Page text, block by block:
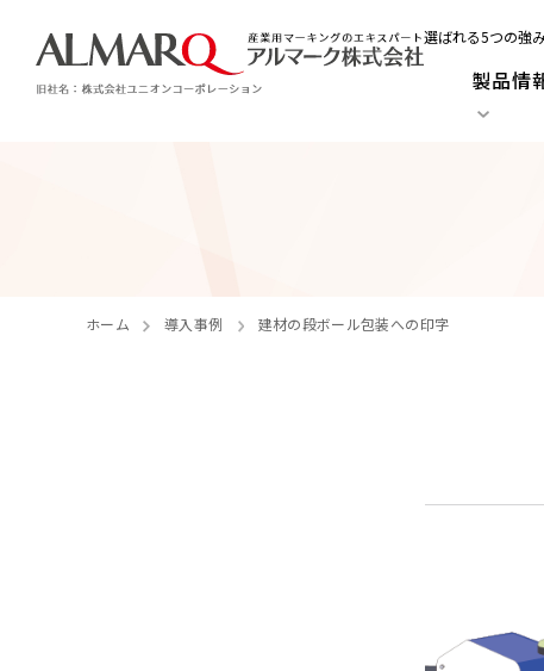
選ばれる5つの強み
製品情
ホーム 導入事例 建材の段ボール包装への印字